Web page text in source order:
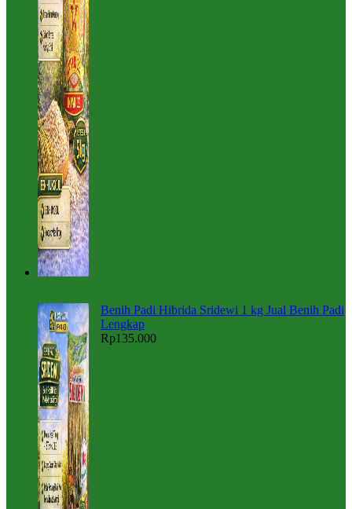
Benih Padi Hibrida Sridewi 1 kg Jual Benih Padi
Lengkap
Rp135.000